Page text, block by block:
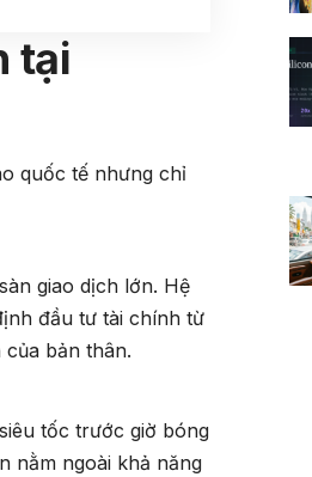
tại
quốc tế nhưng chỉ
giao dịch lớn. Hệ
đầu tư tài chính từ
bản thân.
tốc trước giờ bóng
nằm ngoài khả năng